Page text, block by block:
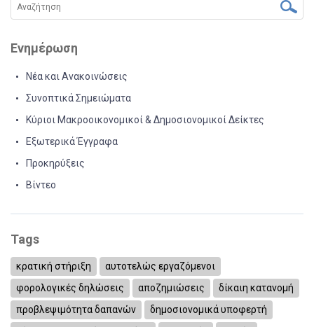
Ενημέρωση
Νέα και Ανακοινώσεις
Συνοπτικά Σημειώματα
Κύριοι Μακροοικονομικοί & Δημοσιονομικοί Δείκτες
Εξωτερικά Έγγραφα
Προκηρύξεις
Βίντεο
Tags
κρατική στήριξη
αυτοτελώς εργαζόμενοι
φορολογικές δηλώσεις
αποζημιώσεις
δίκαιη κατανομή
προβλεψιμότητα δαπανών
δημοσιονομικά υποφερτή